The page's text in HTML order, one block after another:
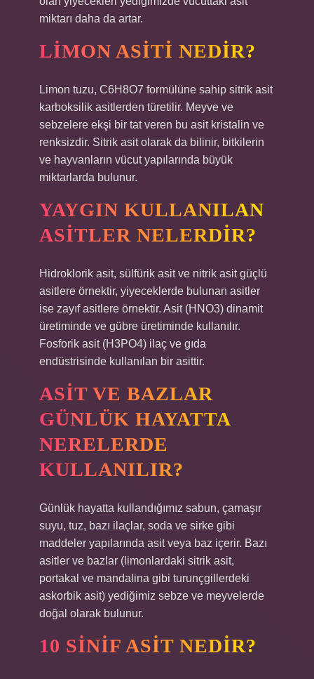
miktarı daha da artar.
LIMON ASITI NEDIR?
Limon tuzu, C6H8O7 formülüne sahip sitrik asit
karboksilik asitlerden türetilir. Meyve ve
sebzelere ekşi bir tat veren bu asit kristalin ve
renksizdir. Sitrik asit olarak da bilinir, bitkilerin
ve hayvanların vücut yapılarında büyük
miktarlarda bulunur.
YAYGIN KULLANILAN
ASITLER NELERDIR?
Hidroklorik asit, sülfürik asit ve nitrik asit güçlü
asitlere örnektir, yiyeceklerde bulunan asitler
ise zayıf asitlere örnektir. Asit (HNO3) dinamit
üretiminde ve gübre üretiminde kullanılır.
Fosforik asit (H3PO4) ilaç ve gıda
endüstrisinde kullanılan bir asittir.
ASIT VE BAZLAR
GÜNLÜK HAYATTA
NERELERDE
KULLANILIR?
Günlük hayatta kullandığımız sabun, çamaşır
suyu, tuz, bazı ilaçlar, soda ve sirke gibi
maddeler yapılarında asit veya baz içerir. Bazı
asitler ve bazlar (limonlardaki sitrik asit,
portakal ve mandalina gibi turunçgillerdeki
askorbik asit) yediğimiz sebze ve meyvelerde
doğal olarak bulunur.
10 SINIF ASIT NEDIR?